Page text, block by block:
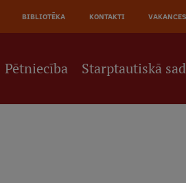
BIBLIOTĒKA KONTAKTI VAKANCES
Pētniecība Starptautiskā